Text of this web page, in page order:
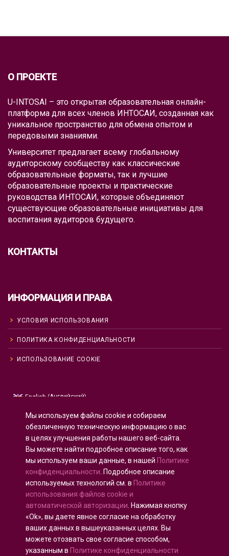
О ПРОЕКТЕ
U-INTOSAI – это открытая образовательная онлайн-
платформа для всех членов ИНТОСАИ, созданная как
уникальное пространство для обмена опытом и
передовыми знаниями.
Университет предлагает всему глобальному
аудиторскому сообществу как классические
образовательные форматы, так и лучшие
образовательные проекты и практические
руководства ИНТОСАИ, которые объединяют
существующие образовательные инициативы для
воспитания аудиторов будущего.
КОНТАКТЫ
ИНФОРМАЦИЯ И ПРАВА
УСЛОВИЯ ИСПОЛЬЗОВАНИЯ
ПОЛИТИКА КОНФИДЕНЦИАЛЬНОСТИ
ИСПОЛЬЗОВАНИЕ COOKIE
English (Английский)
Русский
Español(Испанский)
Français( Французский )
Немецкий
العربية( Арабский )
Português(Португальский, Португалия )
Все права защищены © 2020 - 2025 U-INTOSAI
Мы используем файлы cookie и собираем
обезличенную техническую информацию о вас
в целях улучшения работы нашего веб-сайта.
Вы можете найти подробное описание того, как
мы используем ваши данные, в нашей Политике
конфиденциальности . Подробное описание
используемых технологий см. в Политике
использования файлов cookie и
автоматической авторизации . Нажимая кнопку
«Ok», вы даете явное согласие на обработку
ваших данных в вышеуказанных целях. Вы
можете отозвать свое согласие способом,
указанным в Политике конфиденциальности